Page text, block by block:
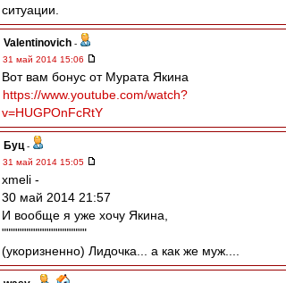
ситуации.
Valentinovich -
31 май 2014 15:06
Вот вам бонус от Мурата Якина
https://www.youtube.com/watch?
v=HUGPOnFcRtY
Буц -
31 май 2014 15:05
xmeli -
30 май 2014 21:57
И вообще я уже хочу Якина,
"""""""""""""""""""
(укоризненно) Лидочка... а как же муж....